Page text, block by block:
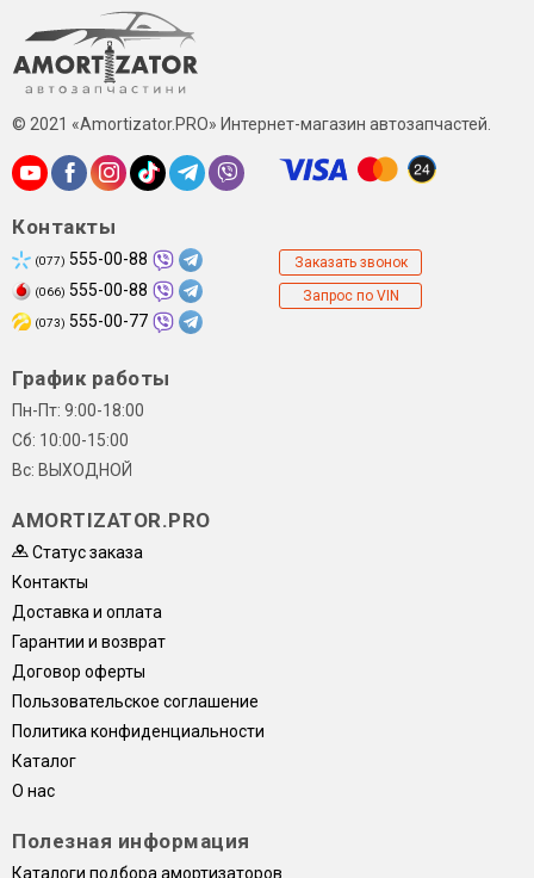
© 2021 «Amortizator.PRO» Интернет-магазин автозапчастей.
Контакты
(077) 555-00-88
(066) 555-00-88
(073) 555-00-77
Заказать звонок
Запрос по VIN
График работы
Пн-Пт: 9:00-18:00
Сб: 10:00-15:00
Вс: ВЫХОДНОЙ
AMORTIZATOR.PRO
Статус заказа
Контакты
Доставка и оплата
Гарантии и возврат
Договор оферты
Пользовательское соглашение
Политика конфиденциальности
Каталог
О нас
Полезная информация
Каталоги подбора амортизаторов